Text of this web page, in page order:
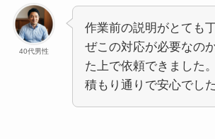
40代男性
作業前の説明がとても
ぜこの対応が必要なの
た上で依頼できました
積もり通りで安心でした